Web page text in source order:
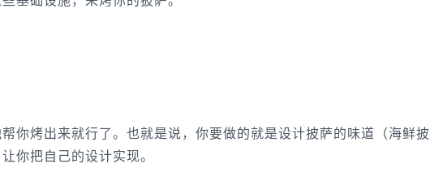
你烤出来就行了。也就是说，你要做的就是设计披萨的味道（海鲜
你把自己的设计实现。